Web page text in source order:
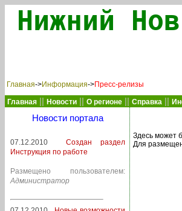
Нижний
Здесь может
Для
Главная->Информация->Пресс-релизы
Главная Новости О регионе Справка
Новости портала
07.12.2010
Создан раздел
Инструкция по работе
Размещено пользователем:
Администратор